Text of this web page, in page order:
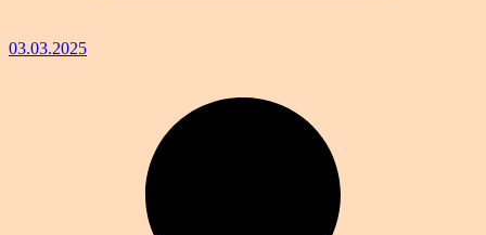
03.03.2025